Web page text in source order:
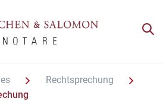
Rechtsprechung